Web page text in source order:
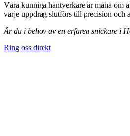
Våra kunniga hantverkare är måna om
varje uppdrag slutförs till precision och
Är du i behov av en erfaren snickare i
Ring oss direkt